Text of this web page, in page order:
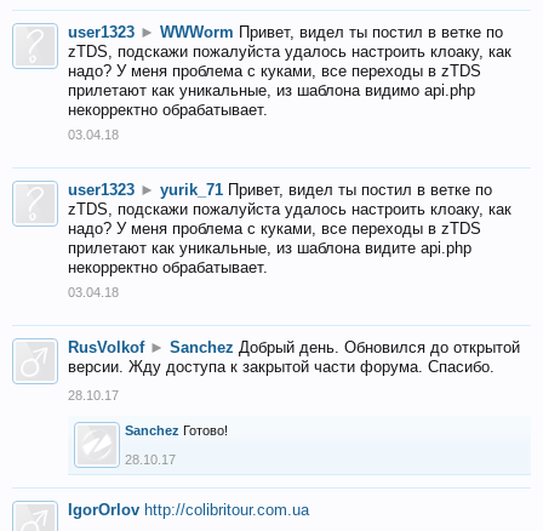
user1323 ► WWWorm Привет, видел ты постил в ветке по
zTDS, подскажи пожалуйста удалось настроить клоаку, как
надо? У меня проблема с куками, все переходы в zTDS
прилетают как уникальные, из шаблона видимо api.php
некорректно обрабатывает.
03.04.18
user1323 ► yurik_71 Привет, видел ты постил в ветке по
zTDS, подскажи пожалуйста удалось настроить клоаку, как
надо? У меня проблема с куками, все переходы в zTDS
прилетают как уникальные, из шаблона видите api.php
некорректно обрабатывает.
03.04.18
RusVolkof ► Sanchez Добрый день. Обновился до открытой
версии. Жду доступа к закрытой части форума. Спасибо.
28.10.17
Sanchez Готово!
28.10.17
IgorOrlov http://colibritour.com.ua